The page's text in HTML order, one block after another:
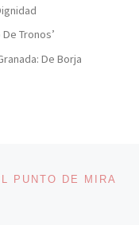
Tronos’
De Borja
PUNTO DE MIRA